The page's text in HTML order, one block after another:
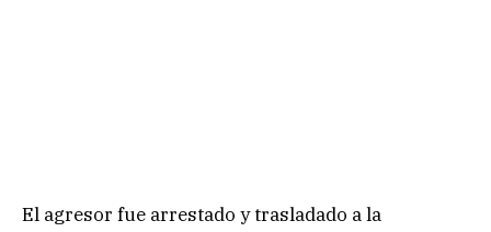
El agresor fue arrestado y trasladado a la